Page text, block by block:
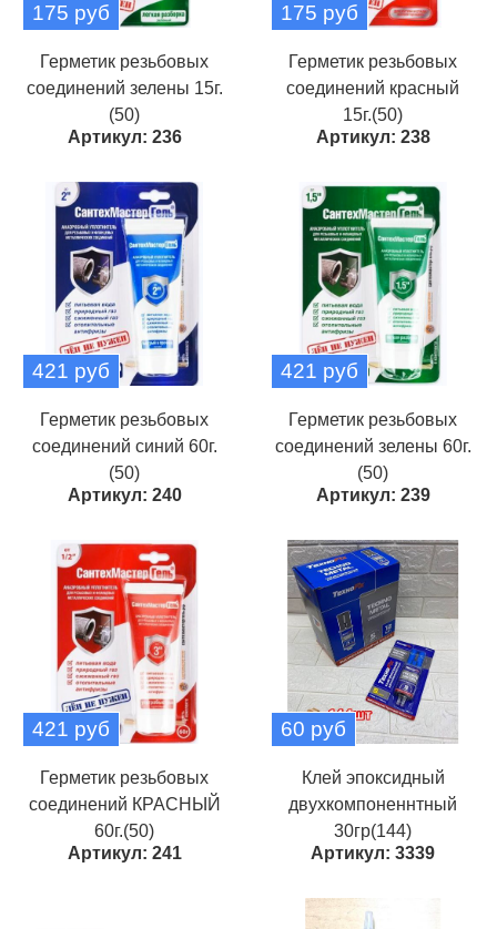
175 руб
Герметик резьбовых
соединений зелены 15г.
(50)
Артикул: 236
175 руб
Герметик резьбовых
соединений красный
15г.(50)
Артикул: 238
421 руб
Герметик резьбовых
соединений синий 60г.
(50)
Артикул: 240
421 руб
Герметик резьбовых
соединений зелены 60г.
(50)
Артикул: 239
421 руб
Герметик резьбовых
соединений КРАСНЫЙ
60г.(50)
Артикул: 241
60 руб
Клей эпоксидный
двухкомпоненнтный
30гр(144)
Артикул: 3339